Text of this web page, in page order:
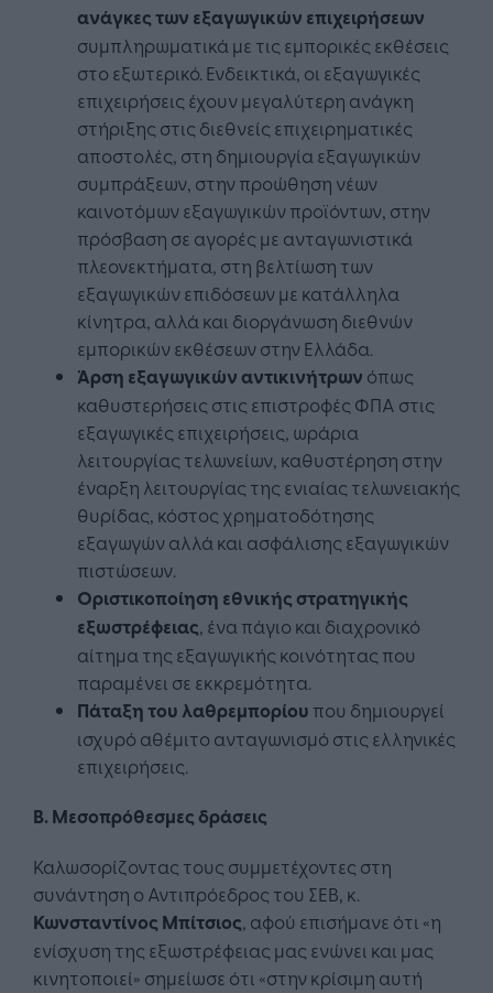
ανάγκες των εξαγωγικών επιχειρήσεων
συμπληρωματικά με τις εμπορικές εκθέσεις
στο εξωτερικό. Ενδεικτικά, οι εξαγωγικές
επιχειρήσεις έχουν μεγαλύτερη ανάγκη
στήριξης στις διεθνείς επιχειρηματικές
αποστολές, στη δημιουργία εξαγωγικών
συμπράξεων, στην προώθηση νέων
καινοτόμων εξαγωγικών προϊόντων, στην
πρόσβαση σε αγορές με ανταγωνιστικά
πλεονεκτήματα, στη βελτίωση των
εξαγωγικών επιδόσεων με κατάλληλα
κίνητρα, αλλά και διοργάνωση διεθνών
εμπορικών εκθέσεων στην Ελλάδα.
Άρση εξαγωγικών αντικινήτρων όπως
καθυστερήσεις στις επιστροφές ΦΠΑ στις
εξαγωγικές επιχειρήσεις, ωράρια
λειτουργίας τελωνείων, καθυστέρηση στην
έναρξη λειτουργίας της ενιαίας τελωνειακής
θυρίδας, κόστος χρηματοδότησης
εξαγωγών αλλά και ασφάλισης εξαγωγικών
πιστώσεων.
Οριστικοποίηση εθνικής στρατηγικής
εξωστρέφειας, ένα πάγιο και διαχρονικό
αίτημα της εξαγωγικής κοινότητας που
παραμένει σε εκκρεμότητα.
Πάταξη του λαθρεμπορίου που δημιουργεί
ισχυρό αθέμιτο ανταγωνισμό στις ελληνικές
επιχειρήσεις.
Β. Μεσοπρόθεσμες δράσεις
Καλωσορίζοντας τους συμμετέχοντες στη
συνάντηση ο Αντιπρόεδρος του ΣΕΒ, κ.
Κωνσταντίνος Μπίτσιος, αφού επισήμανε ότι «η
ενίσχυση της εξωστρέφειας μας ενώνει και μας
κινητοποιεί» σημείωσε ότι «στην κρίσιμη αυτή